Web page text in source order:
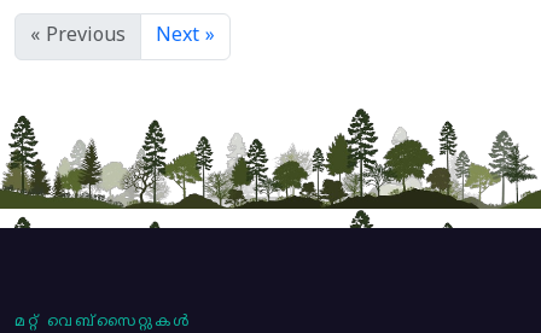
« Previous Next »
മറ്റ് വെബ്സൈറ്റുകൾ